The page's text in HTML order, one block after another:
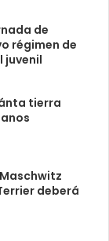
de
régimen de
juvenil
tierra
deberá